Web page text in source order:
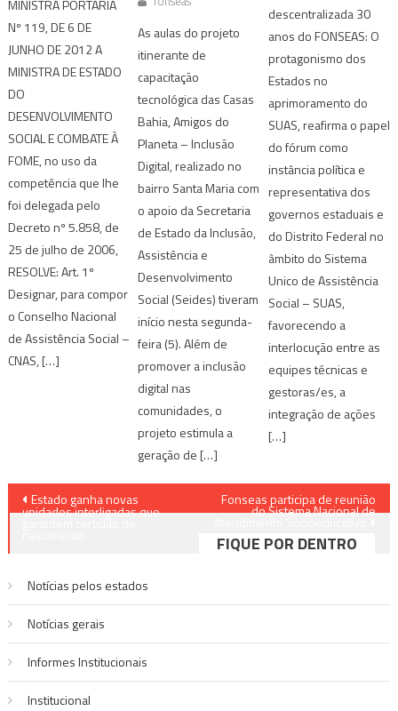
MINISTRA PORTARIA
Nº 119, DE 6 DE
JUNHO DE 2012 A
MINISTRA DE ESTADO
DO
DESENVOLVIMENTO
SOCIAL E COMBATE À
FOME, no uso da
competência que lhe
foi delegada pelo
Decreto nº 5.858, de
25 de julho de 2006,
RESOLVE: Art. 1º
Designar, para compor
o Conselho Nacional
de Assistência Social –
CNAS, […]
As aulas do projeto
itinerante de
capacitação
tecnológica das Casas
Bahia, Amigos do
Planeta – Inclusão
Digital, realizado no
bairro Santa Maria com
o apoio da Secretaria
de Estado da Inclusão,
Assistência e
Desenvolvimento
Social (Seides) tiveram
início nesta segunda-
feira (5). Além de
promover a inclusão
digital nas
comunidades, o
projeto estimula a
geração de […]
descentralizada 30
anos do FONSEAS: O
protagonismo dos
Estados no
aprimoramento do
SUAS, reafirma o papel
do fórum como
instância política e
representativa dos
governos estaduais e
do Distrito Federal no
âmbito do Sistema
Unico de Assistência
Social – SUAS,
favorecendo a
interlocução entre as
equipes técnicas e
gestoras/es, a
integração de ações
[…]
Navegação
Estado ganha novas
unidades interligadas que
Fonseas participa de reunião
do Sistema Nacional de
FIQUE POR DENTRO
Notícias pelos estados
Notí­cias gerais
Informes Institucionais
Institucional